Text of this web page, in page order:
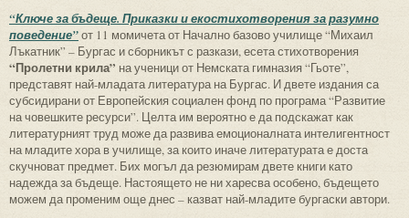
“Ключе за бъдеще. Приказки и екостихотворения за разумно
поведение”от 11 момичета от Начално базово училище “Михаил
Лъкатник” – Бургас и сборникът с разкази, есета стихотворения
“Пролетни крила” на ученици от Немската гимназия “Гьоте”,
представят най-младата литература на Бургас. И двете издания са
субсидирани от Европейския социален фонд по програма “Развитие
на човешките ресурси”. Целта им вероятно е да подскажат как
литературният труд може да развива емоционалната интелигентност
на младите хора в училище, за които иначе литературата е доста
скучноват предмет. Бих могъл да резюмирам двете книги като
надежда за бъдеще. Настоящето не ни харесва особено, бъдещето
можем да променим още днес – казват най-младите бургаски автори.